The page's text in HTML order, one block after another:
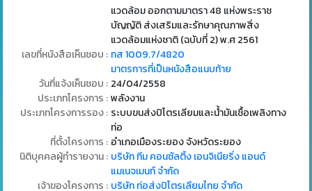
แวดล้อม ออกตามมาตรา 48 แห่งพระราช
บัญญัติ ส่งเสริมและรักษาคุณภาพสิ่ง
แวดล้อมแห่งชาติ (ฉบับที่ 2) พ.ศ 2561
เลขที่หนังสือเห็นชอบ : ทส 1009.7/4820
มาตรการที่เป็นหนังสือแนบท้าย
วันที่แจ้งเห็นชอบ : 24/04/2558
ประเภทโครงการ : พลังงาน
ประเภทโครงการรอง : ระบบขนส่งปิโตรเลียมและน้ํามันเชื้อเพลิงทาง
ท่อ
ที่ตั้งโครงการ : อำเภอเมืองระยอง จังหวัดระยอง
นิติบุคคลผู้ทำรายงาน : บริษัท ทีม คอนซัลติ้ง เอนจิเนียริ่ง แอนด์
แมเนจเมนท์ จำกัด
เจ้าของโครงการ : บริษัท ท่อส่งปิโตรเลียมไทย จำกัด